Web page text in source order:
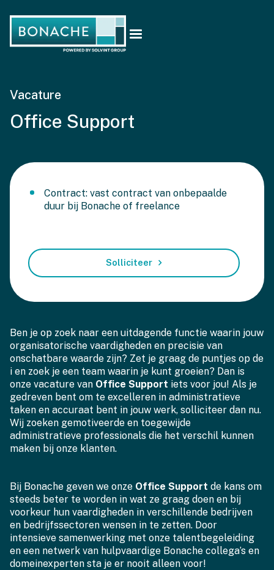
Office Support
Vacature
Contract: vast contract van onbepaalde
duur bij Bonache of freelance
Solliciteer
Ben je op zoek naar een uitdagende functie waarin jouw
organisatorische vaardigheden en precisie van
onschatbare waarde zijn? Zet je graag de puntjes op de
i en zoek je een team waarin je kunt groeien? Dan is
onze vacature van Office Support iets voor jou! Als je
gedreven bent om te excelleren in administratieve
taken en accuraat bent in jouw werk, solliciteer dan nu.
Wij zoeken gemotiveerde en toegewijde
administratieve professionals die het verschil kunnen
maken bij onze klanten.
Bij Bonache geven we onze Office Support de kans om
steeds beter te worden in wat ze graag doen en bij
voorkeur hun vaardigheden in verschillende bedrijven
en bedrijfssectoren wensen in te zetten. Door
intensieve samenwerking met onze talentbegeleiding
en een netwerk van hulpvaardige Bonache collega’s en
domeinexperten sta je er nooit alleen voor!